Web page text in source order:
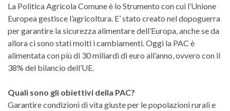
La Politica Agricola Comune è lo Strumento con cui l’Unione
Europea gestisce l’agricoltura. E’ stato creato nel dopoguerra
per garantire la sicurezza alimentare dell’Europa, anche se da
allora ci sono stati molti i cambiamenti. Oggi la PAC è
alimentata con più di 30 miliardi di euro all’anno, ovvero con il
38% del bilancio dell’UE.
Quali sono gli obiettivi della PAC?
Garantire condizioni di vita giuste per le popolazioni rurali e